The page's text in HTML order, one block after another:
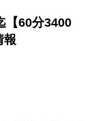
【60分3400
報